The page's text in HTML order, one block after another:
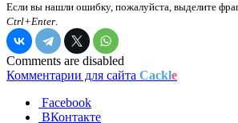
Если вы нашли ошибку, пожалуйста, выделите
Ctrl+Enter.
Comments are disabled
Комментарии для сайта Cackle
Facebook
ВКонтакте